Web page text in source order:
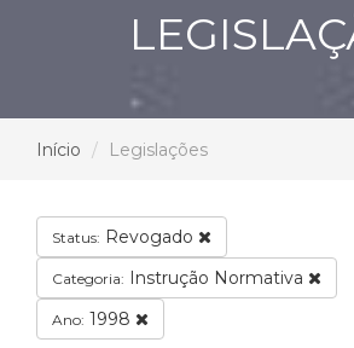
Início Legislações
Status: Revogado
Categoria: Instrução Normativa
Ano: 1998